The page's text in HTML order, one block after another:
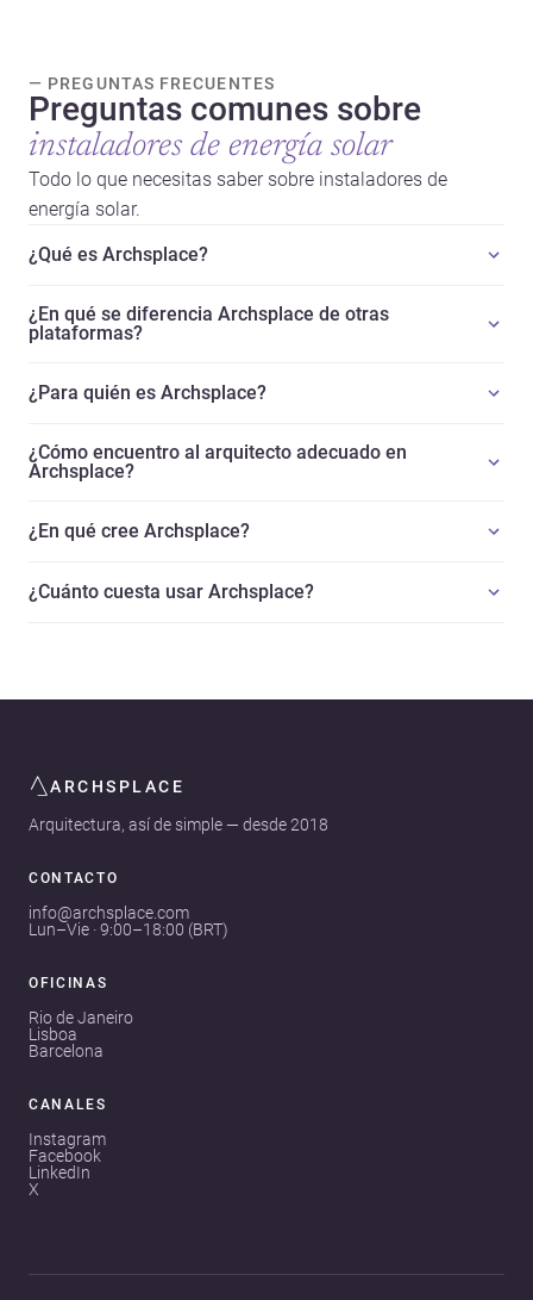
— PREGUNTAS FRECUENTES
Preguntas comunes sobre
instaladores de energía solar
Todo lo que necesitas saber sobre instaladores de
energía solar.
¿Qué es Archsplace?
¿En qué se diferencia Archsplace de otras
plataformas?
¿Para quién es Archsplace?
¿Cómo encuentro al arquitecto adecuado en
Archsplace?
¿En qué cree Archsplace?
¿Cuánto cuesta usar Archsplace?
ARCHSPLACE
Arquitectura, así de simple — desde 2018
CONTACTO
info@archsplace.com
Lun–Vie · 9:00–18:00 (BRT)
OFICINAS
Rio de Janeiro
Lisboa
Barcelona
CANALES
Instagram
Facebook
LinkedIn
X